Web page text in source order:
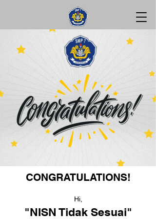
CONGRATULATIONS!
Hi,
"NISN Tidak Sesuai"